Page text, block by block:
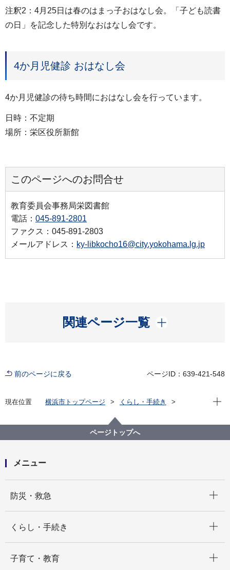
注釈2：4月25日は春のはまっ子おはなし会。「子ども読書
の日」を記念した特別なおはなし会です。
4か月児健診 おはなし会
4か月児健診の待ち時間におはなし会を行っています。
日時：不定期
場所：栄区役所新館
このページへのお問合せ
教育委員会事務局栄図書館
電話： 045-891-2801
ファクス：045-891-2803
メールアドレス： ky-libkocho16@city.yokohama.lg.jp
関連ページ一覧
開く
前のページに戻る ページID：639-421-548
現在位置 横浜市トップページ
くらし・手続き
栄図書館のイベント
現在
ページトップへ
メニュー
防災・救急
くらし・手続き
子育て・教育